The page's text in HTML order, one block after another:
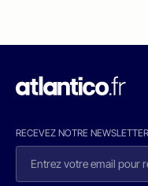
RECEVEZ NOTRE NEWSLETTER